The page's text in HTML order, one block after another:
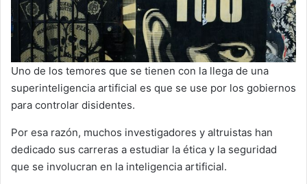
Uno de los temores que se tienen con la llega de una
superinteligencia artificial es que se use por los gobiernos
para controlar disidentes.
Por esa razón, muchos investigadores y altruistas han
dedicado sus carreras a estudiar la ética y la seguridad
que se involucran en la inteligencia artificial.